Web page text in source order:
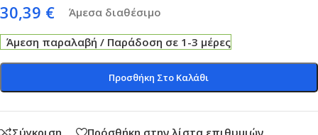
30,39 € Άμεσα διαθέσιμο
Άμεση παραλαβή / Παράδοση σε 1-3 μέρες
Προσθήκη Στο Καλάθι